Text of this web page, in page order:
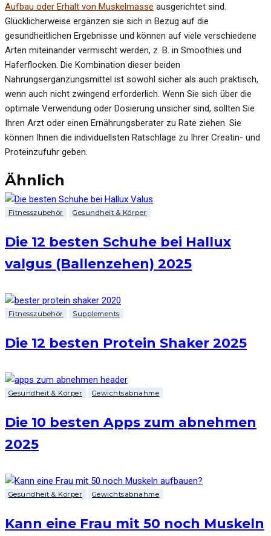
Aufbau oder Erhalt von Muskelmasse ausgerichtet sind.
Glücklicherweise ergänzen sie sich in Bezug auf die
gesundheitlichen Ergebnisse und können auf viele verschiedene
Arten miteinander vermischt werden, z. B. in Smoothies und
Haferflocken. Die Kombination dieser beiden
Nahrungsergänzungsmittel ist sowohl sicher als auch praktisch,
wenn auch nicht zwingend erforderlich. Wenn Sie sich über die
optimale Verwendung oder Dosierung unsicher sind, sollten Sie
Ihren Arzt oder einen Ernährungsberater zu Rate ziehen. Sie
können Ihnen die individuellsten Ratschläge zu Ihrer Creatin- und
Proteinzufuhr geben.
Ähnlich
Fitnesszubehör Gesundheit & Körper
Die 12 besten Schuhe bei Hallux
valgus (Ballenzehen) 2025
Fitnesszubehör Supplements
Die 12 besten Protein Shaker 2025
Gesundheit & Körper Gewichtsabnahme
Die 10 besten Apps zum abnehmen
2025
Gesundheit & Körper Gewichtsabnahme
Kann eine Frau mit 50 noch Muskeln